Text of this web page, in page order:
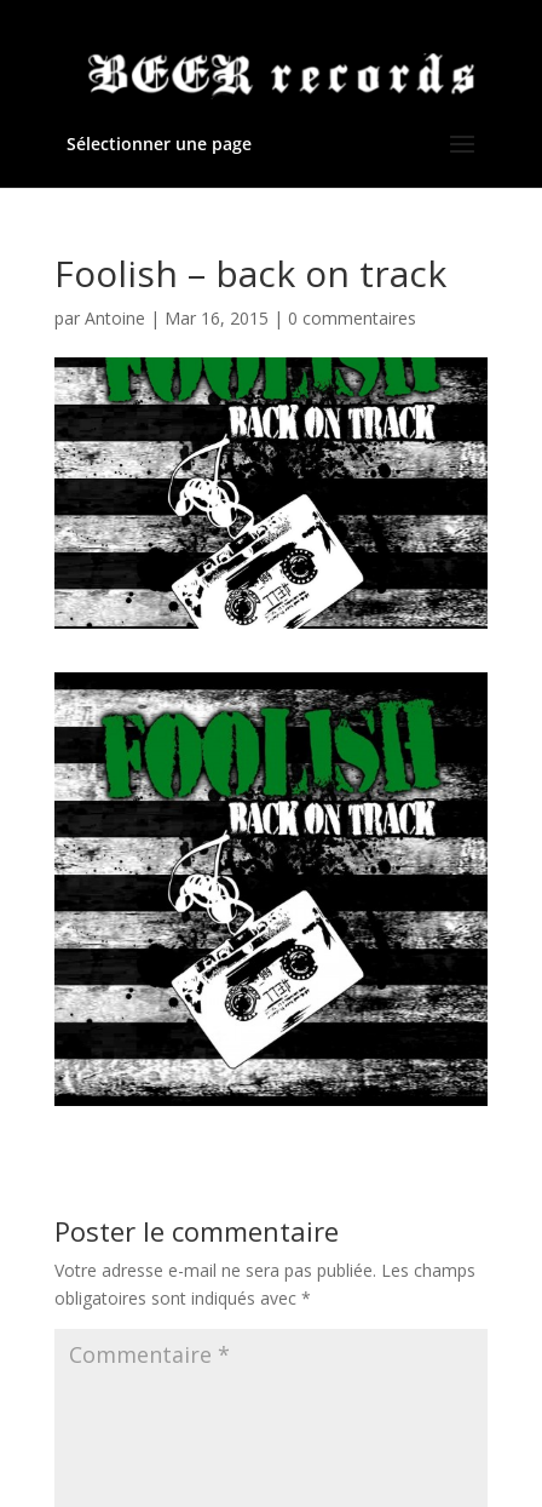
Sélectionner une page
Foolish – back on track
par Antoine | Mar 16, 2015 | 0 commentaires
Poster le commentaire
Votre adresse e-mail ne sera pas publiée. Les champs
obligatoires sont indiqués avec *